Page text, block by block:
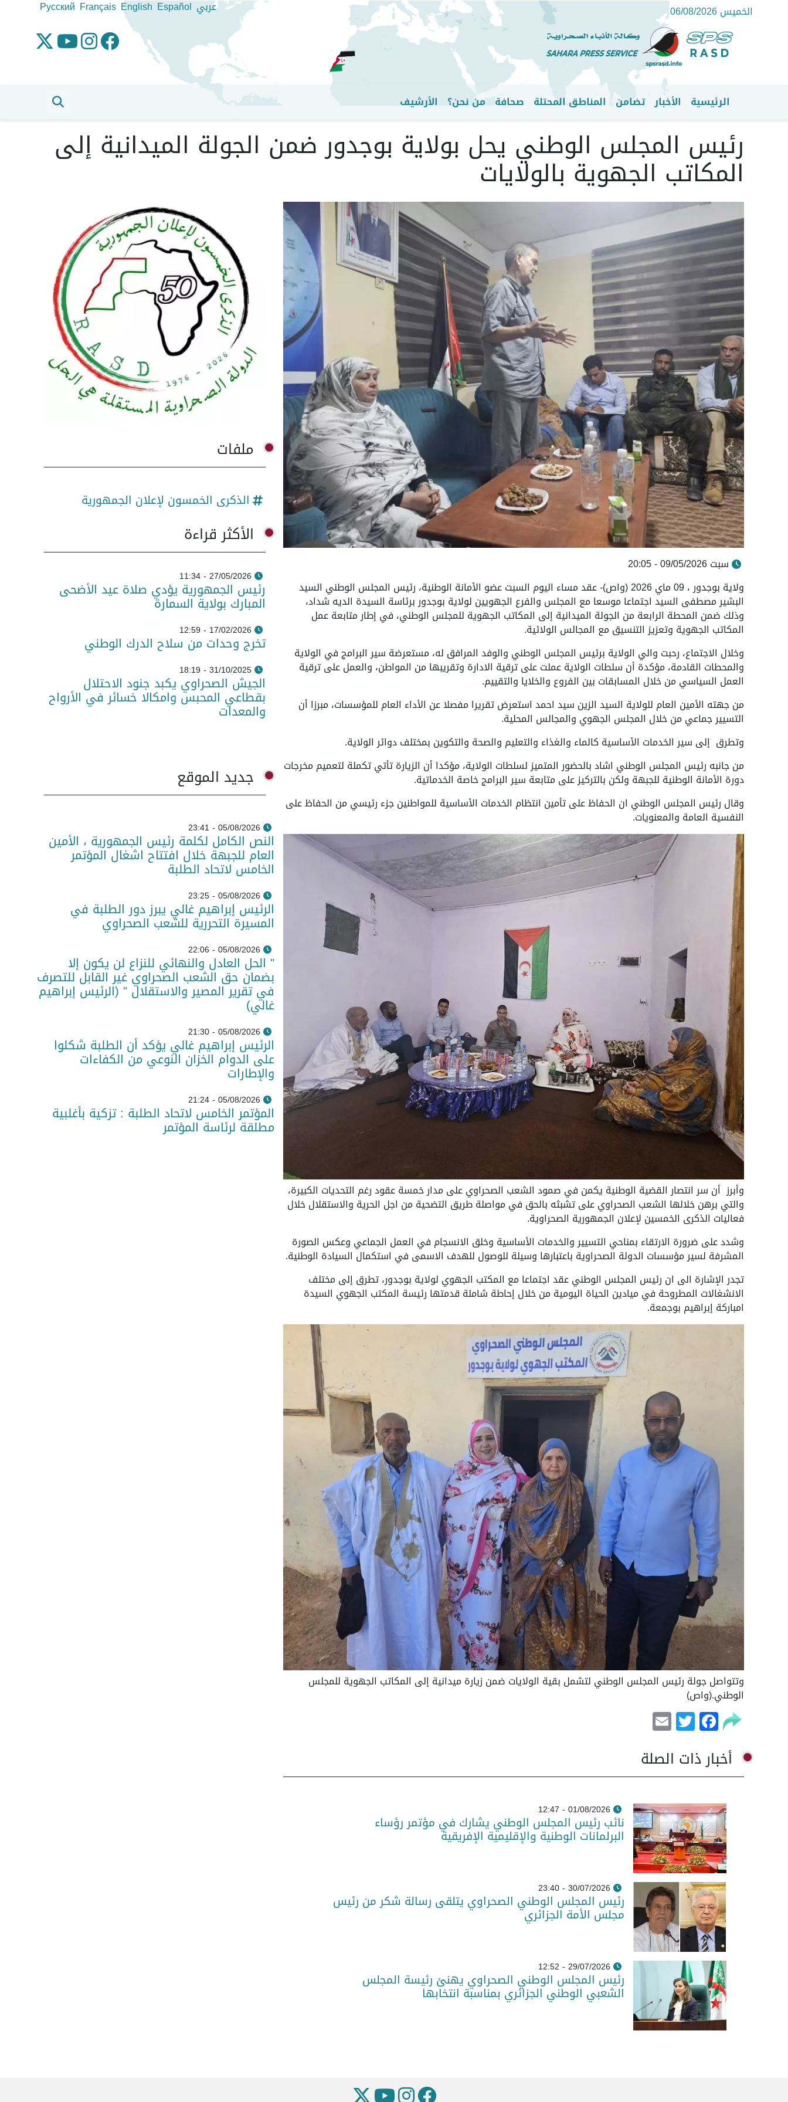
تجاوز
إلى
المحتوى
الرئيسي
الخميس 06/08/2026 عربي Español
English
Français
Pусский
القائمة الرئيسية
الرئيسية الأخبار تضامن المناطق المحتلة صحافة من نحن؟ الأرشيف
رئيس المجلس الوطني يحل بولاية بوجدور ضمن الجولة الميدانية إلى
المكاتب الجهوية بالولايات
سبت 09/05/2026 - 20:05
ولاية بوجدور ، 09 ماي 2026 (واص)- عقد مساء اليوم السبت عضو الأمانة الوطنية، رئيس المجلس الوطني السيد
البشير مصطفى السيد اجتماعا موسعا مع المجلس والفرع الجهويين لولاية بوجدور برئاسة السيدة الديه شداد،
وذلك ضمن المحطة الرابعة من الجولة الميدانية إلى المكاتب الجهوية للمجلس الوطني، في إطار متابعة عمل
المكاتب الجهوية وتعزيز التنسيق مع المجالس الولائية.
وخلال الاجتماع، رحبت والي الولاية برئيس المجلس الوطني والوفد المرافق له، مستعرضة سير البرامج في الولاية
والمحطات القادمة، مؤكدة أن سلطات الولاية عملت على ترقية الادارة وتقريبها من المواطن، والعمل على ترقية
العمل السياسي من خلال المسابقات بين الفروع والخلايا والتقييم.
من جهته الأمين العام للولاية السيد الزين سيد احمد استعرض تقريرا مفصلا عن الأداء العام للمؤسسات، مبرزا أن
التسيير جماعي من خلال المجلس الجهوي والمجالس المحلية.
وتطرق إلى سير الخدمات الأساسية كالماء والغذاء والتعليم والصحة والتكوين بمختلف دوائر الولاية.
من جانبه رئيس المجلس الوطني اشاد بالحضور المتميز لسلطات الولاية، مؤكدا أن الزيارة تأتي تكملة لتعميم مخرجات
دورة الأمانة الوطنية للجبهة ولكن بالتركيز على متابعة سير البرامج خاصة الخدماتية.
وقال رئيس المجلس الوطني ان الحفاظ على تأمين انتظام الخدمات الأساسية للمواطنين جزء رئيسي من الحفاظ على
النفسية العامة والمعنويات.
وأبرز أن سر انتصار القضية الوطنية يكمن في صمود الشعب الصحراوي على مدار خمسة عقود رغم التحديات الكبيرة،
والتي برهن خلالها الشعب الصحراوي على تشبثه بالحق في مواصلة طريق التضحية من اجل الحرية والاستقلال خلال
فعاليات الذكرى الخمسين لإعلان الجمهورية الصحراوية.
وشدد على ضرورة الارتقاء بمناحي التسيير والخدمات الأساسية وخلق الانسجام في العمل الجماعي وعكس الصورة
المشرفة لسير مؤسسات الدولة الصحراوية باعتبارها وسيلة للوصول للهدف الاسمى في استكمال السيادة الوطنية.
تجدر الإشارة الى ان رئيس المجلس الوطني عقد اجتماعا مع المكتب الجهوي لولاية بوجدور، تطرق إلى مختلف
الانشغالات المطروحة في ميادين الحياة اليومية من خلال إحاطة شاملة قدمتها رئيسة المكتب الجهوي السيدة
امباركة إبراهيم بوجمعة.
وتتواصل جولة رئيس المجلس الوطني لتشمل بقية الولايات ضمن زيارة ميدانية إلى المكاتب الجهوية للمجلس
الوطني.(واص)
Facebook
Twitter
أخبار ذات الصلة
01/08/2026 - 12:47
نائب رئيس المجلس الوطني يشارك في مؤتمر رؤساء
البرلمانات الوطنية والإقليمية الإفريقية
30/07/2026 - 23:40
رئيس المجلس الوطني الصحراوي يتلقى رسالة شكر من رئيس
مجلس الأمة الجزائري
29/07/2026 - 12:52
رئيس المجلس الوطني الصحراوي يهنئ رئيسة المجلس
الشعبي الوطني الجزائري بمناسبة انتخابها
ملفات
الذكرى الخمسون لإعلان الجمهورية
الأكثر قراءة
27/05/2026 - 11:34
رئيس الجمهورية يؤدي صلاة عيد الأضحى
المبارك بولاية السمارة
17/02/2026 - 12:59
تخرج وحدات من سلاح الدرك الوطني
31/10/2025 - 18:19
الجيش الصحراوي يكبد جنود الاحتلال
بقطاعي المحبس وامكالا خسائر في الأرواح
والمعدات
جديد الموقع
05/08/2026 - 23:41
النص الكامل لكلمة رئيس الجمهورية ، الأمين
العام للجبهة خلال افتتاح اشغال المؤتمر
الخامس لاتحاد الطلبة
05/08/2026 - 23:25
الرئيس إبراهيم غالي يبرز دور الطلبة في
المسيرة التحررية للشعب الصحراوي
05/08/2026 - 22:06
" الحل العادل والنهائي للنزاع لن يكون إلا
بضمان حق الشعب الصحراوي غير القابل للتصرف
في تقرير المصير والاستقلال " (الرئيس إبراهيم
غالي)
05/08/2026 - 21:30
الرئيس إبراهيم غالي يؤكد أن الطلبة شكلوا
على الدوام الخزان النوعي من الكفاءات
والإطارات
05/08/2026 - 21:24
المؤتمر الخامس لاتحاد الطلبة : تزكية بأغلبية
مطلقة لرئاسة المؤتمر